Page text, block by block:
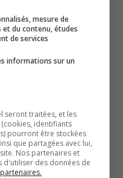
explique que les
la surface et
l’érosion. Un
a deux semaines.
de l’autoroute 50 la
de travaux estivaux
sur l’autoroute 50
mesure de
du contenu, études
de services
informations sur un
seront traitées, et les
identifiants
pourront être stockées
que partagées avec lui,
Nos partenaires et
d'utiliser des données de